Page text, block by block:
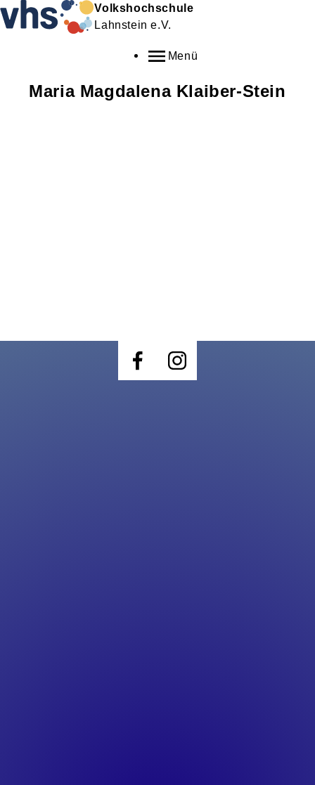
Volkshochschule
Lahnstein e.V.
Menü
Maria Magdalena Klaiber-Stein